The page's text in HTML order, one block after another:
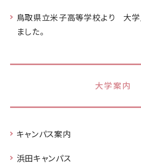
鳥取県立米子高等学校より 大学
ました。
大学案内
キャンパス案内
浜田キャンパス